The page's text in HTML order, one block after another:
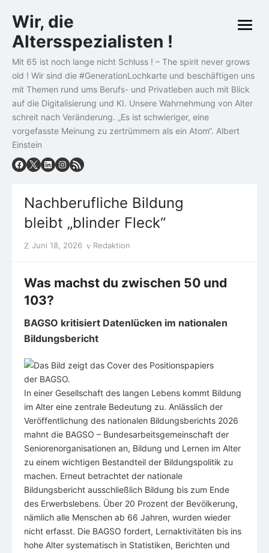
to
content
Wir, die
Altersspezialisten !
Mit 65 ist noch lange nicht Schluss ! – The spirit never grows
old ! Wir sind die #GenerationLochkarte und beschäftigen uns
mit Themen rund ums Berufs- und Privatleben auch mit Blick
auf die Digitalisierung und KI. Unsere Wahrnehmung von Alter
schreit nach Veränderung. „Es ist schwieriger, eine
vorgefasste Meinung zu zertrümmern als ein Atom“. Albert
Einstein
open
Nachberufliche Bildung
bleibt „blinder Fleck“
Posted
Juni 18, 2026 Author
Redaktion
Was machst du zwischen 50 und
103?
BAGSO kritisiert Datenlücken im nationalen
Bildungsbericht
In einer Gesellschaft des langen Lebens kommt Bildung
im Alter eine zentrale Bedeutung zu. Anlässlich der
Veröffentlichung des nationalen Bildungsberichts 2026
mahnt die BAGSO – Bundesarbeitsgemeinschaft der
Seniorenorganisationen an, Bildung und Lernen im Alter
zu einem wichtigen Bestandteil der Bildungspolitik zu
machen. Erneut betrachtet der nationale
Bildungsbericht ausschließlich Bildung bis zum Ende
des Erwerbslebens. Über 20 Prozent der Bevölkerung,
nämlich alle Menschen ab 66 Jahren, wurden wieder
nicht erfasst. Die BAGSO fordert, Lernaktivitäten bis ins
hohe Alter systematisch in Statistiken, Berichten und